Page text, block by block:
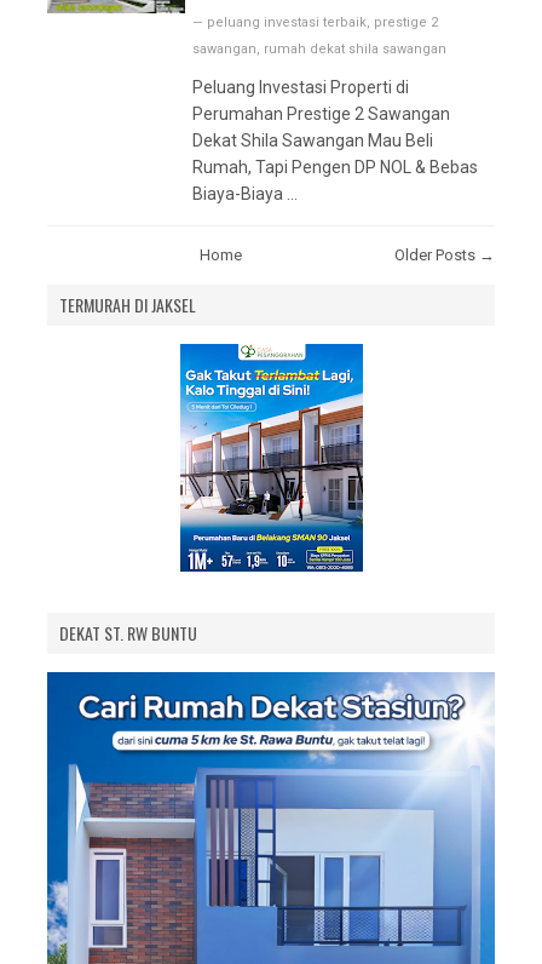
— peluang investasi terbaik, prestige 2
sawangan, rumah dekat shila sawangan
Peluang Investasi Properti di
Perumahan Prestige 2 Sawangan
Dekat Shila Sawangan Mau Beli
Rumah, Tapi Pengen DP NOL & Bebas
Biaya-Biaya ...
Older Posts →
Home
TERMURAH DI JAKSEL
DEKAT ST. RW BUNTU